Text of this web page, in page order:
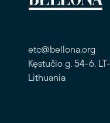
etc@bellona.org
Kęstučio g. 54-6,
Lithuania